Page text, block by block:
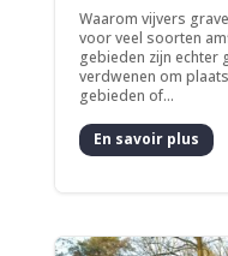
Waarom vijvers
voor veel soorten
gebieden zijn echter
verdwenen om
gebieden of...
En savoir plus